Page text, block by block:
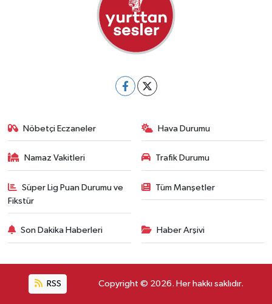
Nöbetçi Eczaneler Hava Durumu
Namaz Vakitleri Trafik Durumu
Süper Lig Puan Durumu ve
Fikstür
Tüm Manşetler
Son Dakika Haberleri Haber Arşivi
RSS Copyright © 2026. Her hakkı saklıdır.